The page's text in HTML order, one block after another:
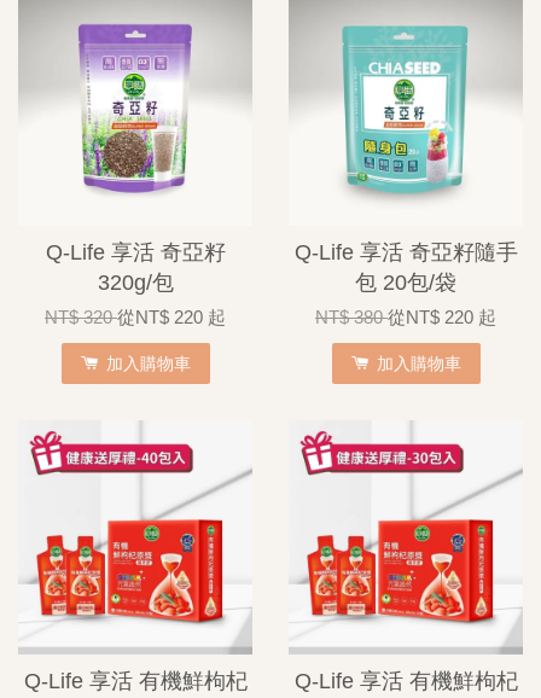
Q-Life 享活 奇亞籽
320g/包
NT$ 320從NT$ 220 起
加入購物車
Q-Life 享活 奇亞籽隨手
包 20包/袋
NT$ 380從NT$ 220 起
加入購物車
Q-Life 享活 有機鮮枸杞
Q-Life 享活 有機鮮枸杞